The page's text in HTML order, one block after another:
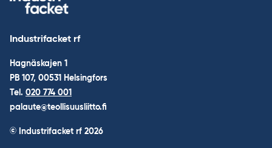
Industrifacket rf
Hagnäskajen 1
PB 107, 00531 Helsingfors
Tel. 020 774 001
palaute@teollisuusliitto.fi
© Industrifacket rf 2026